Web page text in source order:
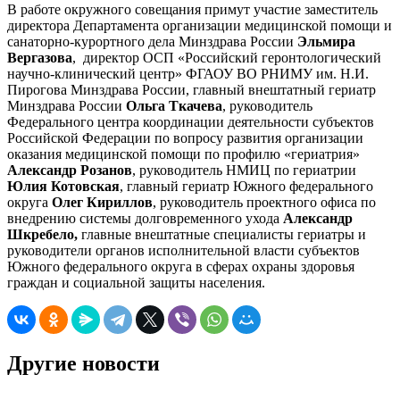
В работе окружного совещания примут участие заместитель
директора Департамента организации медицинской помощи и
санаторно-курортного дела Минздрава России Эльмира
Вергазова, директор ОСП «Российский геронтологический
научно-клинический центр» ФГАОУ ВО РНИМУ им. Н.И.
Пирогова Минздрава России, главный внештатный гериатр
Минздрава России Ольга Ткачева, руководитель
Федерального центра координации деятельности субъектов
Российской Федерации по вопросу развития организации
оказания медицинской помощи по профилю «гериатрия»
Александр Розанов, руководитель НМИЦ по гериатрии
Юлия Котовская, главный гериатр Южного федерального
округа Олег Кириллов, руководитель проектного офиса по
внедрению системы долговременного ухода Александр
Шкребело, главные внештатные специалисты гериатры и
руководители органов исполнительной власти субъектов
Южного федерального округа в сферах охраны здоровья
граждан и социальной защиты населения.
Другие новости